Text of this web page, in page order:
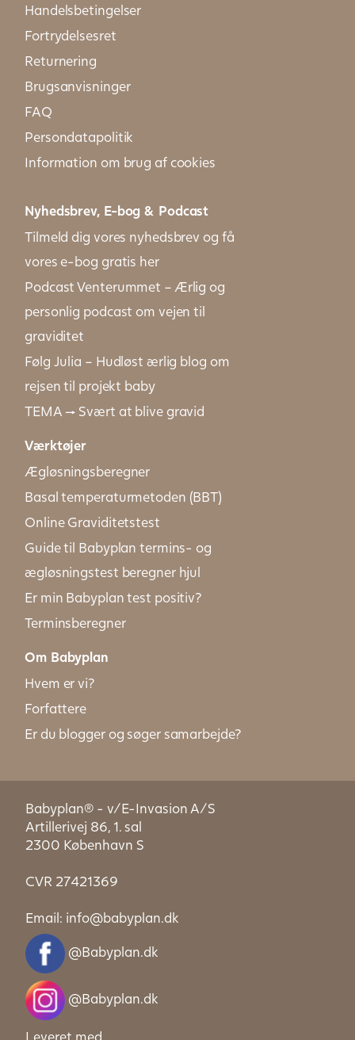
Handelsbetingelser
Fortrydelsesret
Returnering
Brugsanvisninger
FAQ
Persondatapolitik
Information om brug af cookies
Nyhedsbrev, E-bog & Podcast
Tilmeld dig vores nyhedsbrev og få
vores e-bog gratis her
Podcast Venterummet – Ærlig og
personlig podcast om vejen til
graviditet
Følg Julia – Hudløst ærlig blog om
rejsen til projekt baby
TEMA → Svært at blive gravid
Værktøjer
Ægløsningsberegner
Basal temperaturmetoden (BBT)
Online Graviditetstest
Guide til Babyplan termins- og
ægløsningstest beregner hjul
Er min Babyplan test positiv?
Terminsberegner
Om Babyplan
Hvem er vi?
Forfattere
Er du blogger og søger samarbejde?
Babyplan® - v/E-Invasion A/S
Artillerivej 86, 1. sal
2300 København S
CVR 27421369
Email: info@babyplan.dk
@Babyplan.dk
@Babyplan.dk
Leveret med